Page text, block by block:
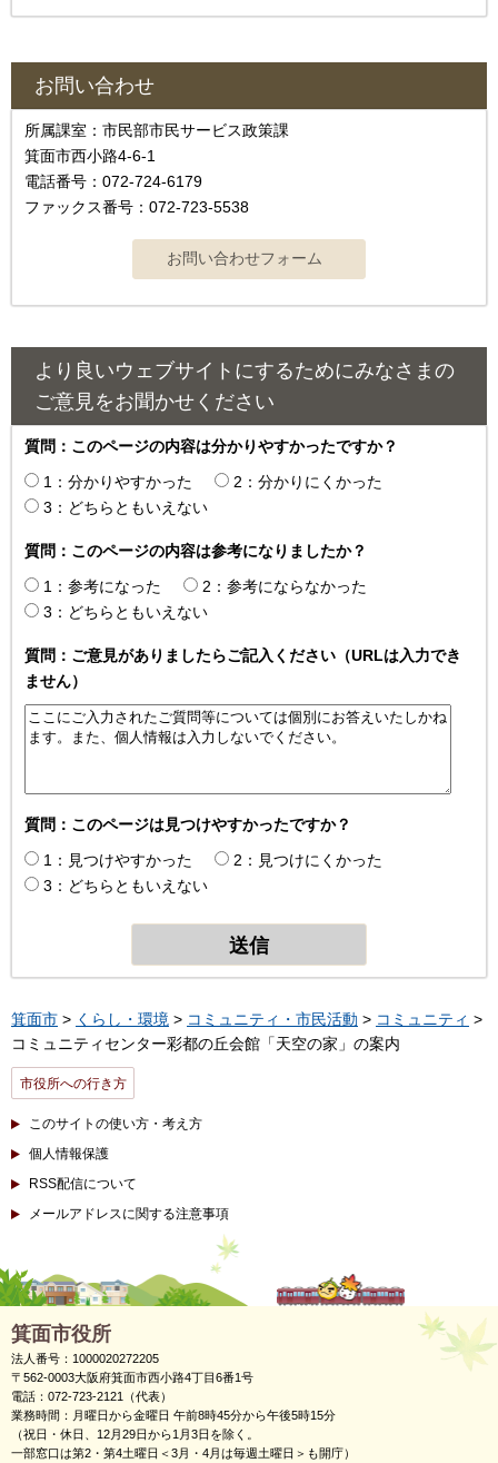
お問い合わせ
所属課室：市民部市民サービス政策課
箕面市西小路4‐6‐1
電話番号：072-724-6179
ファックス番号：072-723-5538
より良いウェブサイトにするためにみなさまの
ご意見をお聞かせください
質問：このページの内容は分かりやすかったですか？
1：分かりやすかった
2：分かりにくかった
3：どちらともいえない
質問：このページの内容は参考になりましたか？
1：参考になった
2：参考にならなかった
3：どちらともいえない
質問：ご意見がありましたらご記入ください（URLは入力でき
ません）
質問：このページは見つけやすかったですか？
1：見つけやすかった
2：見つけにくかった
3：どちらともいえない
箕面市 > くらし・環境 > コミュニティ・市民活動 > コミュニティ >
コミュニティセンター彩都の丘会館「天空の家」の案内
市役所への行き方
このサイトの使い方・考え方
個人情報保護
RSS配信について
メールアドレスに関する注意事項
箕面市役所
法人番号：1000020272205
〒562-0003大阪府箕面市西小路4丁目6番1号
電話：072-723-2121（代表）
業務時間：月曜日から金曜日 午前8時45分から午後5時15分
（祝日・休日、12月29日から1月3日を除く。
一部窓口は第2・第4土曜日＜3月・4月は毎週土曜日＞も開庁）